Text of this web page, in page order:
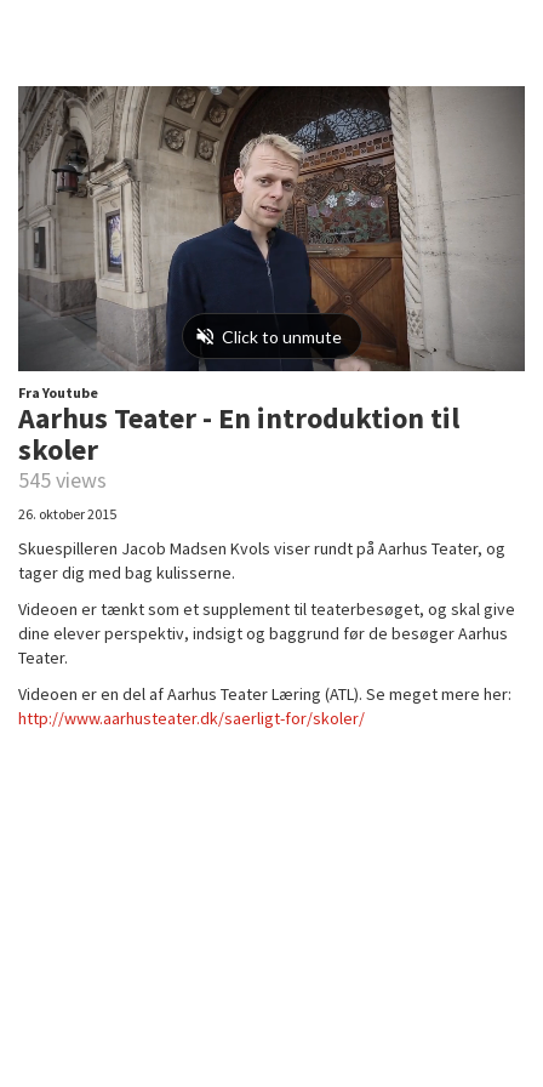
Fra Youtube
Aarhus Teater - En introduktion til
skoler
545 views
26. oktober 2015
Skuespilleren Jacob Madsen Kvols viser rundt på Aarhus Teater, og
tager dig med bag kulisserne.
Videoen er tænkt som et supplement til teaterbesøget, og skal give
dine elever perspektiv, indsigt og baggrund før de besøger Aarhus
Teater.
Videoen er en del af Aarhus Teater Læring (ATL). Se meget mere her:
http://www.aarhusteater.dk/saerligt-for/skoler/